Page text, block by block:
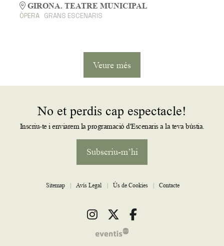
GIRONA. TEATRE MUNICIPAL
ÒPERA GRANS ESCENARIS
Veure més
No et perdis cap espectacle!
Inscriu-te i enviarem la programació d'Escenaris a la teva bústia.
Subscriu-m’hi
Sitemap | Avís Legal | Ús de Cookies | Contacte
Link a instagram
Link a twitter
Link a facebook